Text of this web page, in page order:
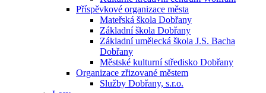
Příspěvkové organizace města
Mateřská škola Dobřany
Základní škola Dobřany
Základní umělecká škola J.S. Bacha
Dobřany
Městské kulturní středisko Dobřany
Organizace zřizované městem
Služby Dobřany, s.r.o.